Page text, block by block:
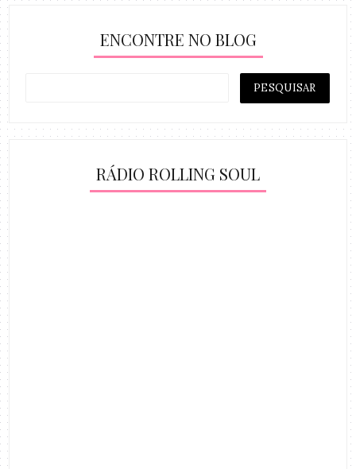
ENCONTRE NO BLOG
RÁDIO ROLLING SOUL